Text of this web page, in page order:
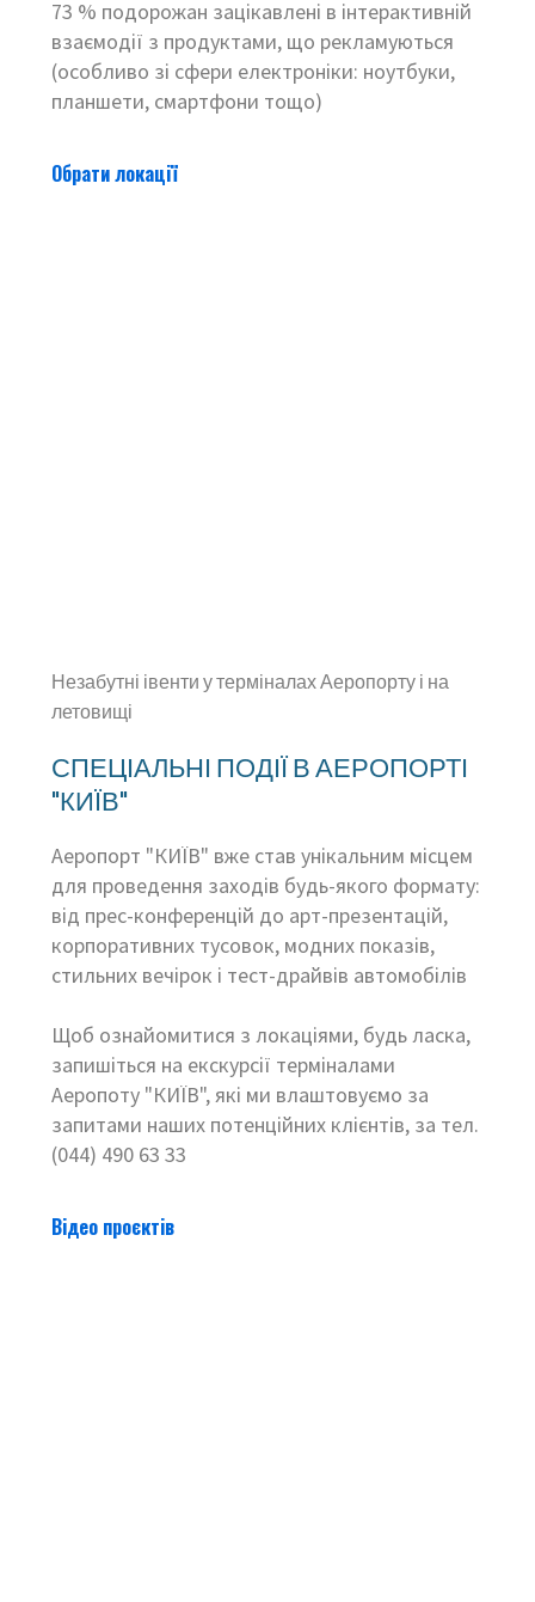
73 % подорожан зацікавлені в інтерактивній
взаємодії з продуктами, що рекламуються
(особливо зі сфери електроніки: ноутбуки,
планшети, смартфони тощо)
Обрати локації
Незабутні івенти у терміналах Аеропорту і на
летовищі
СПЕЦІАЛЬНІ ПОДІЇ В АЕРОПОРТІ
"КИЇВ"
Аеропорт "КИЇВ" вже став унікальним місцем
для проведення заходів будь-якого формату:
від прес-конференцій до арт-презентацій,
корпоративних тусовок, модних показів,
стильних вечірок і тест-драйвів автомобілів
Щоб ознайомитися з локаціями, будь ласка,
запишіться на екскурсії терміналами
Аеропоту "КИЇВ", які ми влаштовуємо за
запитами наших потенційних клієнтів, за тел.
(044) 490 63 33
Відео проєктів